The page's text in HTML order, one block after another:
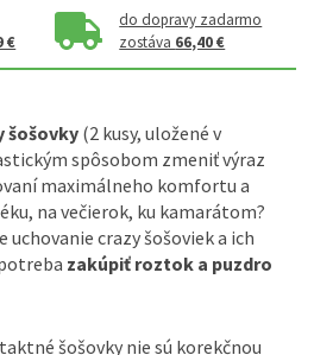
€
do dopravy zadarmo
zostáva 66,40 €
šošovky (2 kusy, uložené v
spôsobom zmeniť výraz
maximálneho komfortu a
na večierok, ku kamarátom?
crazy šošoviek a ich
zakúpiť roztok a puzdro
šošovky nie sú korekčnou